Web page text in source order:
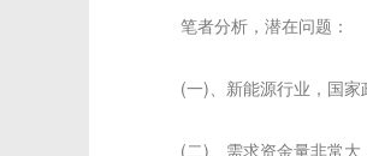
笔者分析，潜在问题：
(一)、新能源行业，国家政
(二)、需求资金量非常大，